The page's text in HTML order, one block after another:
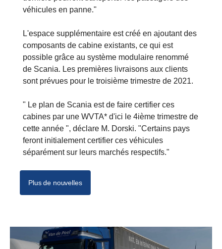
véhicules en panne."
L'espace supplémentaire est créé en ajoutant des
composants de cabine existants, ce qui est
possible grâce au système modulaire renommé
de Scania. Les premières livraisons aux clients
sont prévues pour le troisième trimestre de 2021.
" Le plan de Scania est de faire certifier ces
cabines par une WVTA* d'ici le 4ième trimestre de
cette année ", déclare M. Dorski. "Certains pays
feront initialement certifier ces véhicules
séparément sur leurs marchés respectifs."
Plus de nouvelles